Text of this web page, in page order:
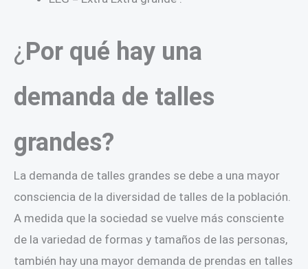
¿ Por qué hay una
demanda de talles
grandes?
La demanda de talles grandes se debe a una mayor
consciencia de la diversidad de talles de la población.
A medida que la sociedad se vuelve más consciente
de la variedad de formas y tamaños de las personas,
también hay una mayor demanda de prendas en talles